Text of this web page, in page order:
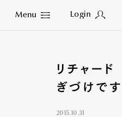
Menu Login
Close
リチャー
ぎづけです
2015.10.31